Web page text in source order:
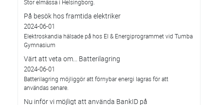
Stor elmässa i Helsingborg.
På besök hos framtida elektriker
2024-06-01
Elektroskandia hälsade på hos El & Energiprogrammet vid Tumba
Gymnasium
Värt att veta om... Batterilagring
2024-06-01
Batterilagring möjliggör att förnybar energi lagras för att
användas senare.
Nu inför vi möjligt att använda BankID på